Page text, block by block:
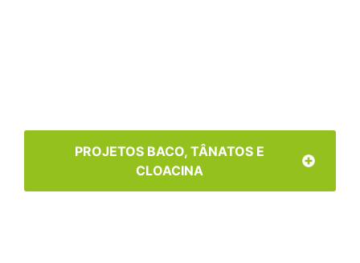
PROJETOS BACO, TÂNATOS E
CLOACINA